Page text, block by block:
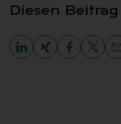
Die­sen